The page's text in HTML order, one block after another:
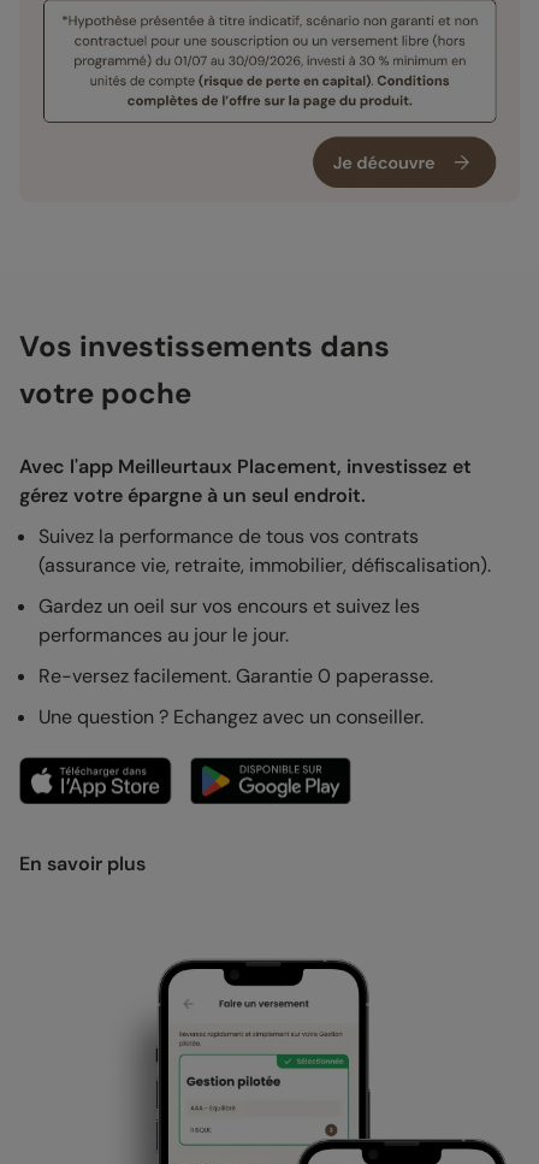
Vos investissements dans
votre poche
Avec l'app Meilleurtaux Placement, investissez et
gérez votre épargne à un seul endroit.
Suivez la performance de tous vos contrats
(assurance vie, retraite, immobilier, défiscalisation).
Gardez un oeil sur vos encours et suivez les
performances au jour le jour.
Re-versez facilement. Garantie 0 paperasse.
Une question ? Echangez avec un conseiller.
En savoir plus